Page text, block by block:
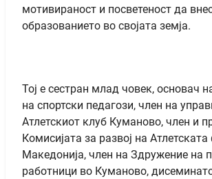
мотивираност и посветеност да
образованието во својата земја.
Тој е сестран млад човек, основач
на спортски педагози, член на
Атлетскиот клуб Куманово, член и
Комисијата за развој на
Македонија, член на Здружение на
работници во Куманово,